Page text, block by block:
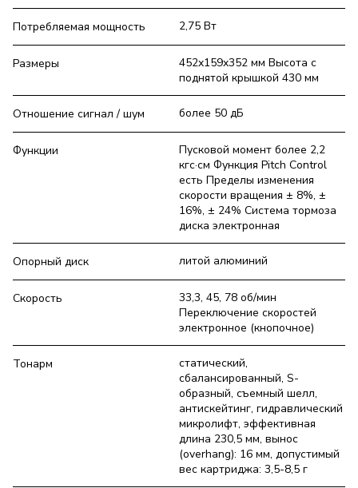
Потребляемая мощность 2,75 Вт
Размеры
452x159x352 мм Высота с
поднятой крышкой 430 мм
Отношение сигнал / шум более 50 дБ
Функции
Пусковой момент более 2,2
кгс·см Функция Pitch Сontrol
есть Пределы изменения
скорости вращения ± 8%, ±
16%, ± 24% Система тормоза
диска электронная
Опорный диск литой алюминий
Скорость
33,3, 45, 78 об/мин
Переключение скоростей
электронное (кнопочное)
Тонарм
статический,
сбалансированный, S-
образный, съемный шелл,
антискейтинг, гидравлический
микролифт, эффективная
длина 230,5 мм, вынос
(overhang): 16 мм, допустимый
вес картриджа: 3,5-8,5 г